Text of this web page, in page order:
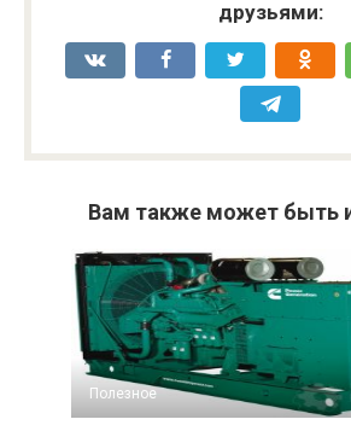
друзьями:
Вам также может быть
Полезное